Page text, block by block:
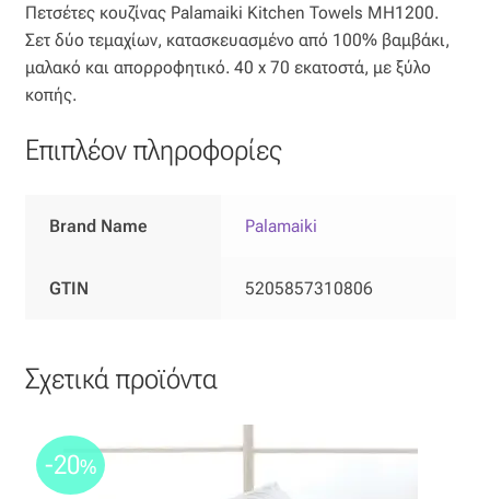
Οργάντζα
Οργάντζα διπλή
Οργάντζα με κέντημα
Οργάντζα ντεβορέ
Σενίλ
Πετσέτες κουζίνας Palamaiki Kitchen Towels ΜΗ1200.
Σετ δύο τεμαχίων, κατασκευασμένο από 100% βαμβάκι,
μαλακό και απορροφητικό. 40 x 70 εκατοστά, με ξύλo
κοπής.
Επιπλέον πληροφορίες
Brand Name Palamaiki
GTIN 5205857310806
Σχετικά προϊόντα
-20%